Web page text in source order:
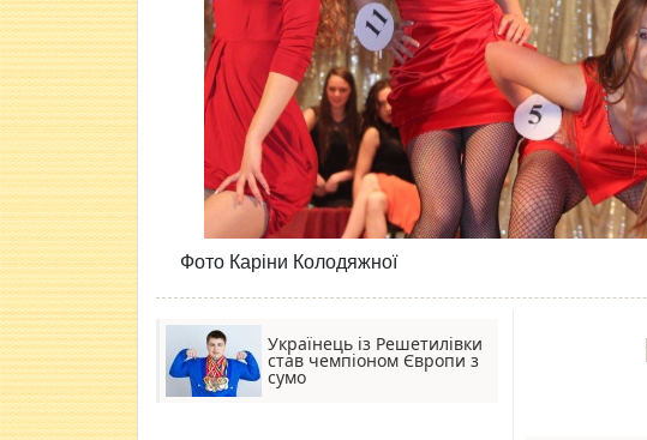
Фото Каріни Колодяжної
Українець із Решетилівки
став чемпіоном Європи з
сумо